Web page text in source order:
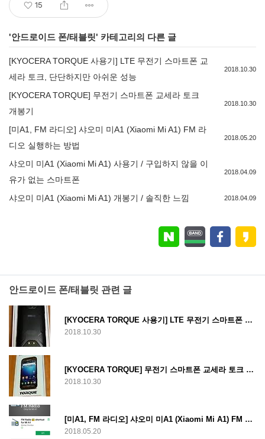
15
'안드로이드 폰/태블릿' 카테고리의 다른 글
[KYOCERA TORQUE 사용기] LTE 무전기 스마트폰 교
세라 토크, 단단하지만 아쉬운 성능
2018.10.30
[KYOCERA TORQUE] 무전기 스마트폰 교세라 토크
개봉기
2018.10.30
[미A1, FM 라디오] 샤오미 미A1 (Xiaomi Mi A1) FM 라
디오 실행하는 방법
2018.05.20
샤오미 미A1 (Xiaomi Mi A1) 사용기 / 구입하지 않을 이
유가 없는 스마트폰
2018.04.09
샤오미 미A1 (Xiaomi Mi A1) 개봉기 / 솔직한 느낌 2018.04.09
안드로이드 폰/태블릿 관련 글
[KYOCERA TORQUE 사용기] LTE 무전기 스마트폰 교세라 토크, 단단하지만 아쉬운 성능
2018.10.30
[KYOCERA TORQUE] 무전기 스마트폰 교세라 토크 개봉기
2018.10.30
[미A1, FM 라디오] 샤오미 미A1 (Xiaomi Mi A1) FM 라디오 실행하는 방법
2018.05.20